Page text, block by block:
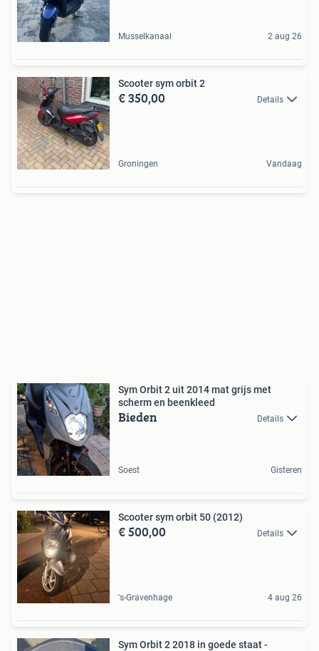
Musselkanaal 2 aug 26
Scooter sym orbit 2
€ 350,00 Details
Groningen Vandaag
Sym Orbit 2 uit 2014 mat grijs met
scherm en beenkleed
Bieden Details
Soest Gisteren
Scooter sym orbit 50 (2012)
€ 500,00 Details
's-Gravenhage 4 aug 26
Sym Orbit 2 2018 in goede staat -